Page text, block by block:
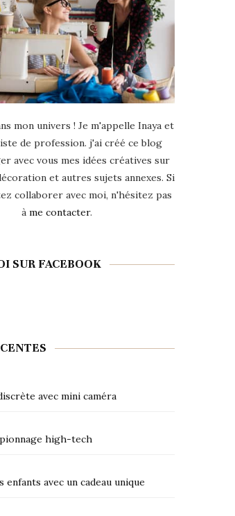
mon univers ! Je m'appelle Inaya et
de profession. j'ai créé ce blog
avec vous mes idées créatives sur
et autres sujets annexes. Si
collaborer avec moi, n'hésitez pas
à me contacter.
SUR FACEBOOK
avec mini caméra
high-tech
enfants avec un cadeau unique